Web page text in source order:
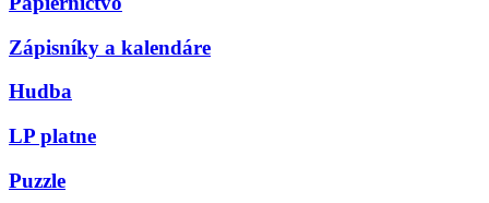
Zápisníky a kalendáre
Hudba
LP platne
Puzzle